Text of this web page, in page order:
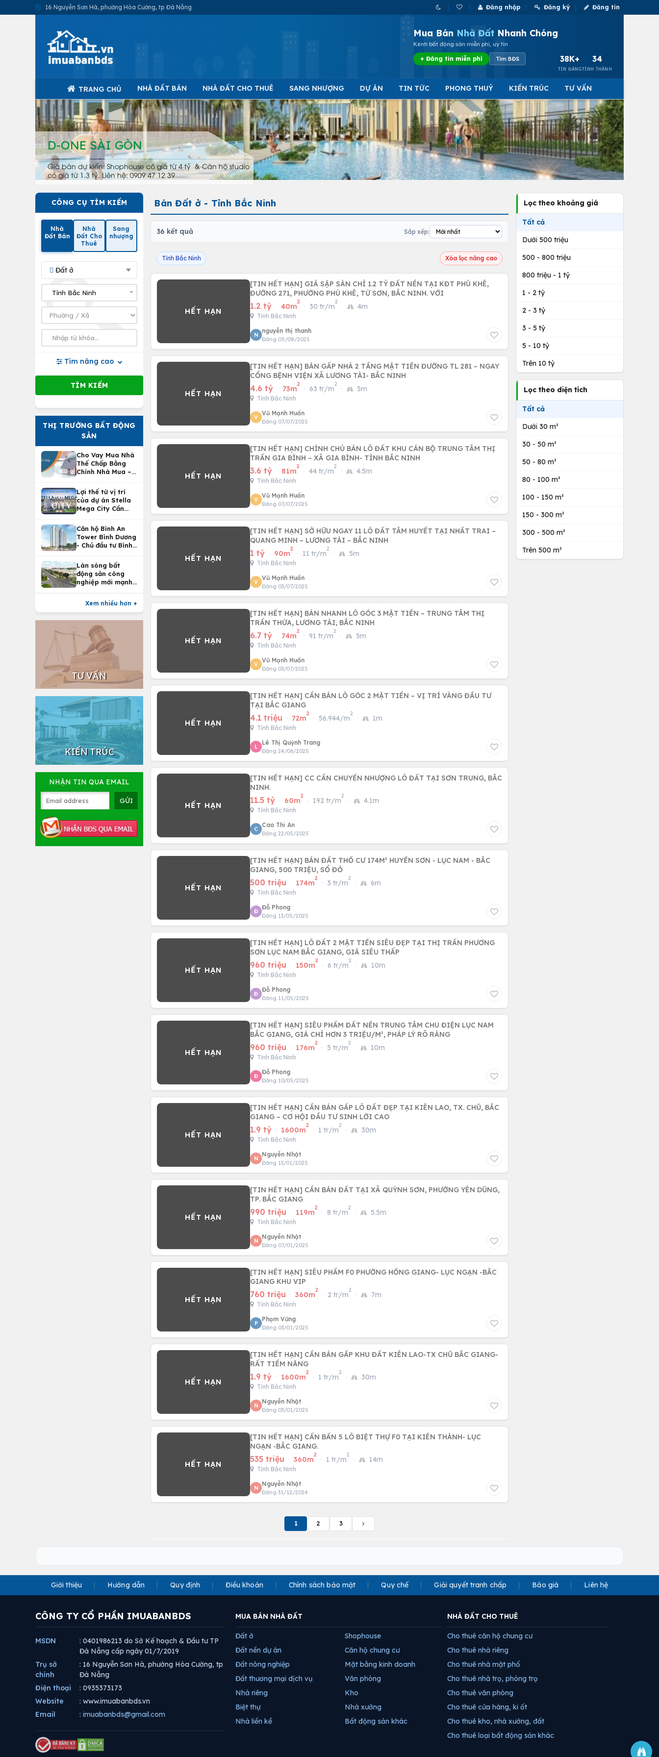
16 Nguyễn Sơn Hà, phường Hòa Cường, tp Đà Nẵng Đăng nhập Đăng ký Đăng tin
Mua Bán Nhà Đất Nhanh Chóng
Kênh bất động sản miễn phí, uy tín
+ Đăng tin miễn phí Tìm BĐS 38K+
TIN ĐĂNG
34
TỈNH THÀNH
TRANG CHỦ NHÀ ĐẤT BÁN NHÀ ĐẤT CHO THUÊ SANG NHƯỢNG DỰ ÁN TIN TỨC PHONG THUỶ KIẾN TRÚC TƯ VẤN
D-ONE SÀI GÒN
Giá bán dự kiến: Shophouse có giá từ 4 tỷ & Căn hộ studio
có giá từ 1.3 tỷ. Liên hệ: 0909 47 12 39
CÔNG CỤ TÌM KIẾM
Nhà
Đất Bán
Nhà
Đất Cho
Thuê
Sang
nhượng
Đất ở
Tìm nâng cao
THỊ TRƯỜNG BẤT ĐỘNG
SẢN
Cho Vay Mua Nhà
Thế Chấp Bằng
Chính Nhà Mua –
Nhà Tại
Vietcombank
Lợi thế từ vị trí
của dự án Stella
Mega City Cần
Căn hộ Bình An
Tower Bình Dương
- Chủ đầu tư Bình
Làn sóng bất
động sản công
nghiệp mới mạnh
Xem nhiều hơn +
TƯ VẤN
KIẾN TRÚC
NHẬN TIN QUA EMAIL
Bán Đất ở - Tỉnh Bắc Ninh
36 kết quả Sắp xếp:
Tỉnh Bắc Ninh Xóa lọc nâng cao
[TIN HẾT HẠN] GIÁ SẬP SÀN CHỈ 1.2 TỶ ĐẤT NỀN TẠI KĐT PHÙ KHÊ,
ĐƯỜNG 271, PHƯỜNG PHÙ KHÊ, TỪ SƠN, BẮC NINH. VỚI
1.2 tỷ · 40m
2
· 30 tr/m
2
· 4m
Tỉnh Bắc Ninh
N
nguyễn thị thanh
Đăng 05/08/2025
[TIN HẾT HẠN] BÁN GẤP NHÀ 2 TẦNG MẶT TIỀN ĐƯỜNG TL 281 – NGAY
CỔNG BỆNH VIỆN XÃ LƯƠNG TÀI- BẮC NINH
4.6 tỷ · 73m
2
· 63 tr/m
2
· 5m
Tỉnh Bắc Ninh
V
Vũ Mạnh Huấn
Đăng 07/07/2025
[TIN HẾT HẠN] CHÍNH CHỦ BÁN LÔ ĐẤT KHU CÁN BỘ TRUNG TÂM THỊ
TRẤN GIA BÌNH – XÃ GIA BÌNH- TỈNH BẮC NINH
3.6 tỷ · 81m
2
· 44 tr/m
2
· 4.5m
Tỉnh Bắc Ninh
V
Vũ Mạnh Huấn
Đăng 07/07/2025
[TIN HẾT HẠN] SỞ HỮU NGAY 11 LÔ ĐẤT TÂM HUYẾT TẠI NHẤT TRAI –
QUANG MINH – LƯƠNG TÀI – BẮC NINH
1 tỷ · 90m
2
· 11 tr/m
2
· 5m
Tỉnh Bắc Ninh
V
Vũ Mạnh Huấn
Đăng 03/07/2025
[TIN HẾT HẠN] BÁN NHANH LÔ GÓC 3 MẶT TIỀN – TRUNG TÂM THỊ
TRẤN THỨA, LƯƠNG TÀI, BẮC NINH
6.7 tỷ · 74m
2
· 91 tr/m
2
· 5m
Tỉnh Bắc Ninh
V
Vũ Mạnh Huấn
Đăng 03/07/2025
[TIN HẾT HẠN] CẦN BÁN LÔ GÓC 2 MẶT TIỀN – VỊ TRÍ VÀNG ĐẦU TƯ
TẠI BẮC GIANG
4.1 triệu · 72m
2
· 56.944/m
2
· 1m
Tỉnh Bắc Ninh
L
Lê Thị Quỳnh Trang
Đăng 24/06/2025
[TIN HẾT HẠN] CC CẦN CHUYỂN NHƯỢNG LÔ ĐẤT TẠI SƠN TRUNG, BẮC
NINH.
11.5 tỷ · 60m
2
· 192 tr/m
2
· 4.1m
Tỉnh Bắc Ninh
C
Cao Thi An
Đăng 22/05/2025
[TIN HẾT HẠN] BÁN ĐẤT THỔ CƯ 174M² HUYỀN SƠN - LỤC NAM - BẮC
GIANG, 500 TRIỆU, SỔ ĐỎ
500 triệu · 174m
2
· 3 tr/m
2
· 6m
Tỉnh Bắc Ninh
Đ
Đỗ Phong
Đăng 13/05/2025
[TIN HẾT HẠN] LÔ ĐẤT 2 MẶT TIỀN SIÊU ĐẸP TẠI THỊ TRẤN PHƯƠNG
SƠN LỤC NAM BẮC GIANG, GIÁ SIÊU THẤP
960 triệu · 150m
2
· 6 tr/m
2
· 10m
Tỉnh Bắc Ninh
Đ
Đỗ Phong
Đăng 11/05/2025
[TIN HẾT HẠN] SIÊU PHẨM ĐẤT NỀN TRUNG TÂM CHU ĐIỆN LỤC NAM
BẮC GIANG, GIÁ CHỈ HƠN 3 TRIỆU/M², PHÁP LÝ RÕ RÀNG
960 triệu · 176m
2
· 5 tr/m
2
· 10m
Tỉnh Bắc Ninh
Đ
Đỗ Phong
Đăng 10/05/2025
[TIN HẾT HẠN] CẦN BÁN GẤP LÔ ĐẤT ĐẸP TẠI KIÊN LAO, TX. CHŨ, BẮC
GIANG – CƠ HỘI ĐẦU TƯ SINH LỜI CAO
1.9 tỷ · 1600m
2
· 1 tr/m
2
· 30m
Tỉnh Bắc Ninh
N
Nguyễn Nhật
Đăng 13/01/2025
[TIN HẾT HẠN] CẦN BÁN ĐẤT TẠI XÃ QUỲNH SƠN, PHƯỜNG YÊN DŨNG,
TP. BẮC GIANG
990 triệu · 119m
2
· 8 tr/m
2
· 5.5m
Tỉnh Bắc Ninh
N
Nguyễn Nhật
Đăng 07/01/2025
[TIN HẾT HẠN] SIÊU PHẨM F0 PHƯỜNG HỒNG GIANG- LỤC NGẠN -BẮC
GIANG KHU VIP
760 triệu · 360m
2
· 2 tr/m
2
· 7m
Tỉnh Bắc Ninh
P
Phạm Vững
Đăng 03/01/2025
[TIN HẾT HẠN] CẦN BÁN GẤP KHU ĐẤT KIÊN LAO-TX CHŨ BẮC GIANG-
RẤT TIỀM NĂNG
1.9 tỷ · 1600m
2
· 1 tr/m
2
· 30m
Tỉnh Bắc Ninh
N
Nguyễn Nhật
Đăng 03/01/2025
[TIN HẾT HẠN] CẤN BẤN 5 LÔ BIỆT THỰ F0 TẠI KIÊN THÀNH- LỤC
NGẠN -BẮC GIANG.
535 triệu · 360m
2
· 1 tr/m
2
· 14m
Tỉnh Bắc Ninh
N
Nguyễn Nhật
Đăng 31/12/2024
1 2 3
Lọc theo khoảng giá
Tất cả
Dưới 500 triệu
500 - 800 triệu
800 triệu - 1 tỷ
1 - 2 tỷ
2 - 3 tỷ
3 - 5 tỷ
5 - 10 tỷ
Trên 10 tỷ
Lọc theo diện tích
Tất cả
Dưới 30 m²
30 - 50 m²
50 - 80 m²
80 - 100 m²
100 - 150 m²
150 - 300 m²
300 - 500 m²
Trên 500 m²
Giới thiệu Hướng dẫn Quy định Điều khoản Chính sách bảo mật Quy chế Giải quyết tranh chấp Báo giá Liên hệ
CÔNG TY CỔ PHẦN IMUABANBDS
MSDN
: 0401986213 do Sở Kế hoạch & Đầu tư TP
Đà Nẵng cấp ngày 01/7/2019
Trụ sở
chính
: 16 Nguyễn Sơn Hà, phường Hòa Cường, tp
Đà Nẵng
Điện thoại
: 0935373173
Website
: www.imuabanbds.vn
Email
: imuabanbds@gmail.com
MUA BÁN NHÀ ĐẤT
Đất ở
Đất nền dự án
Đất nông nghiệp
Đất thương mại dịch vụ
Nhà riêng
Biệt thự
Nhà liền kề
Shophouse
Căn hộ chung cư
Mặt bằng kinh doanh
Văn phòng
Kho
Nhà xưởng
Bất động sản khác
NHÀ ĐẤT CHO THUÊ
Cho thuê căn hộ chung cư
Cho thuê nhà riêng
Cho thuê nhà mặt phố
Cho thuê nhà trọ, phòng trọ
Cho thuê văn phòng
Cho thuê cửa hàng, ki ốt
Cho thuê kho, nhà xưởng, đất
Cho thuê loại bất động sản khác